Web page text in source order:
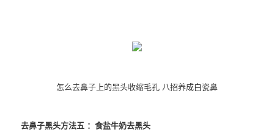
怎么去鼻子上的黑头收缩毛孔 八招养成白瓷鼻
去鼻子黑头方法五 ：食盐牛奶去黑头